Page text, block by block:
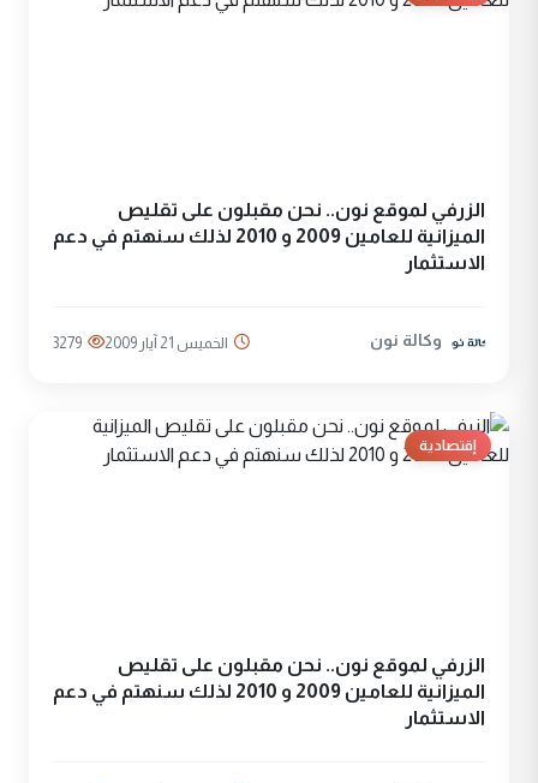
الزرفي لموقع نون.. نحن مقبلون على تقليص
الميزانية للعامين 2009 و 2010 لذلك سنهتم في دعم
الاستثمار
وكالة نون الخميس 21 آيار 2009 3279
إقتصادية
الزرفي لموقع نون.. نحن مقبلون على تقليص
الميزانية للعامين 2009 و 2010 لذلك سنهتم في دعم
الاستثمار